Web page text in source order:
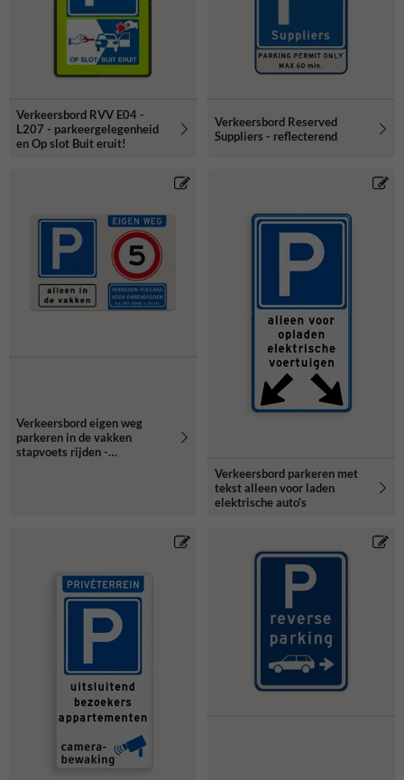
Verkeersbord RVV E04 -
L207 - parkeergelegenheid
en Op slot Buit eruit!
Verkeersbord Reserved
Suppliers - reflecterend
Verkeersbord eigen weg
parkeren in de vakken
stapvoets rijden -
Verkeersbord parkeren met
tekst alleen voor laden
elektrische auto's